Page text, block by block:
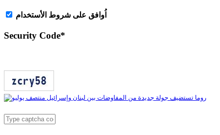
اُوافق على شروط الأستخدام
Security Code*